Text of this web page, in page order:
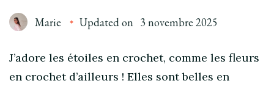
Marie Updated on 3 novembre 2025
J’adore les étoiles en crochet, comme les fleurs
en crochet d’ailleurs ! Elles sont belles en